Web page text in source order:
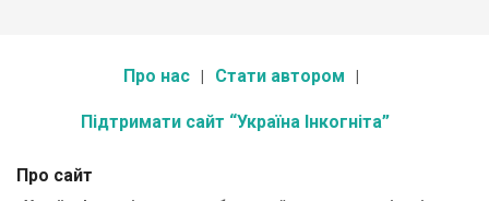
Про нас Стати автором
Підтримати сайт “Україна Інкогніта”
Про сайт